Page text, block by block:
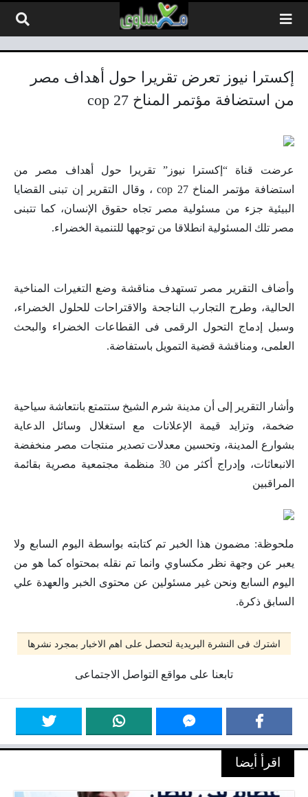
إكسترا نيوز تعرض تقريرا حول أهداف مصر
من استضافة مؤتمر المناخ cop 27
عرضت قناة “إكسترا نيوز” تقريرا حول أهداف مصر من
استضافة مؤتمر المناخ cop 27 ، وقال التقرير إن تبنى القضايا
البيئية جزء من مسئولية مصر تجاه حقوق الإنسان، كما تتبنى
مصر تلك المسئولية انطلاقا من توجهها للتنمية الخضراء.
وأضاف التقرير مصر تستهدف مناقشة وضع التغيرات المناخية
الحالية، وطرح التجارب الناجحة والاقتراحات للحلول الخضراء،
وسبل إدماج التحول الرقمى فى القطاعات الخضراء والبحث
العلمى، ومناقشة قضية التمويل باستفاضة.
وأشار التقرير إلى أن مدينة شرم الشيخ ستتمتع بانتعاشة سياحية
ضخمة، وتزايد قيمة الإعلانات مع استغلال وسائل الدعاية
بشوارع المدينة، وتحسين معدلات تصدير منتجات مصر منخفضة
الانبعاثات، وإدراج أكثر من 30 منظمة مجتمعية مصرية بقائمة
المراقبين
ملحوظة: مضمون هذا الخبر تم كتابته بواسطة اليوم السابع ولا
يعبر عن وجهة نظر مكساوي وانما تم نقله بمحتواه كما هو من
اليوم السابع ونحن غير مسئولين عن محتوى الخبر والعهدة علي
السابق ذكرة.
اشترك فى النشرة البريدية لتحصل على اهم الاخبار بمجرد نشرها
تابعنا على مواقع التواصل الاجتماعى
اقرأ أيضا